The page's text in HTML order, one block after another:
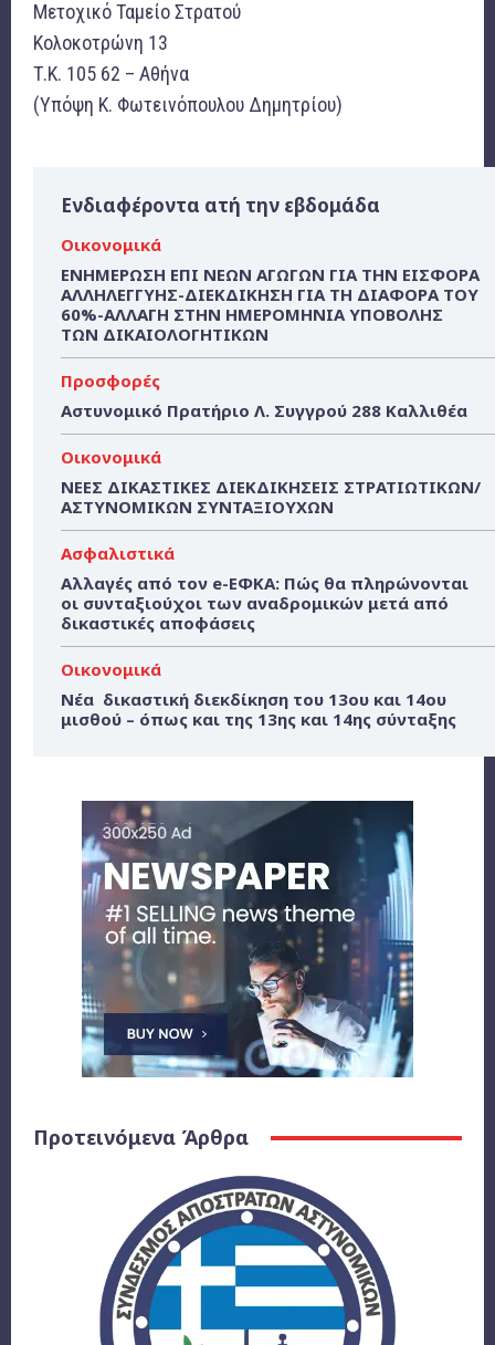
Μετοχικό Ταμείο Στρατού
Κολοκοτρώνη 13
Τ.Κ. 105 62 – Αθήνα
(Υπόψη Κ. Φωτεινόπουλου Δημητρίου)
Ενδιαφέροντα ατή την εβδομάδα
Οικονομικά
ΕΝΗΜΕΡΩΣΗ ΕΠΙ ΝΕΩΝ ΑΓΩΓΩΝ ΓΙΑ ΤΗΝ ΕΙΣΦΟΡΑ
ΑΛΛΗΛΕΓΓΥΗΣ-ΔΙΕΚΔΙΚΗΣΗ ΓΙΑ ΤΗ ΔΙΑΦΟΡΑ ΤΟΥ
60%-ΑΛΛΑΓΗ ΣΤΗΝ ΗΜΕΡΟΜΗΝΙΑ ΥΠΟΒΟΛΗΣ
ΤΩΝ ΔΙΚΑΙΟΛΟΓΗΤΙΚΩΝ
Προσφορές
Αστυνομικό Πρατήριο Λ. Συγγρού 288 Καλλιθέα
Οικονομικά
ΝΕΕΣ ΔΙΚΑΣΤΙΚΕΣ ΔΙΕΚΔΙΚΗΣΕΙΣ ΣΤΡΑΤΙΩΤΙΚΩΝ/
ΑΣΤΥΝΟΜΙΚΩΝ ΣΥΝΤΑΞΙΟΥΧΩΝ
Ασφαλιστικά
Αλλαγές από τον e-ΕΦΚΑ: Πώς θα πληρώνονται
οι συνταξιούχοι των αναδρομικών μετά από
δικαστικές αποφάσεις
Οικονομικά
Νέα δικαστική διεκδίκηση του 13ου και 14ου
μισθού – όπως και της 13ης και 14ης σύνταξης
Προτεινόμενα Άρθρα